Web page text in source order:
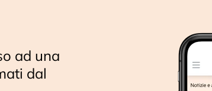
ad una
dal